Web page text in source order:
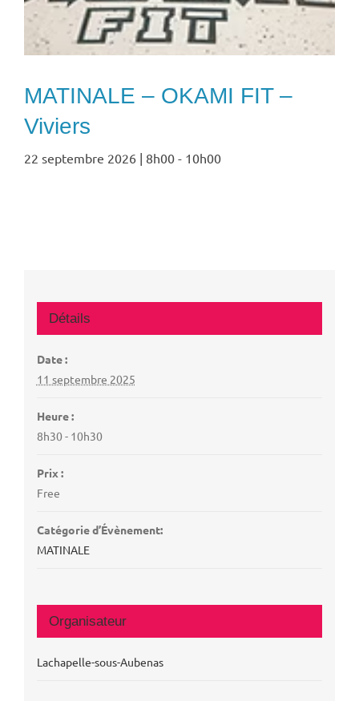
MATINALE – OKAMI FIT –
Viviers
22 septembre 2026 | 8h00 - 10h00
Détails
Date :
11 septembre 2025
Heure :
8h30 - 10h30
Prix :
Free
Catégorie d’Évènement:
MATINALE
Organisateur
Lachapelle-sous-Aubenas